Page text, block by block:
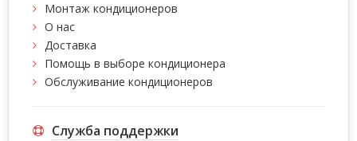
Монтаж кондиционеров
О нас
Доставка
Помощь в выборе кондиционера
Обслуживание кондиционеров
Служба поддержки